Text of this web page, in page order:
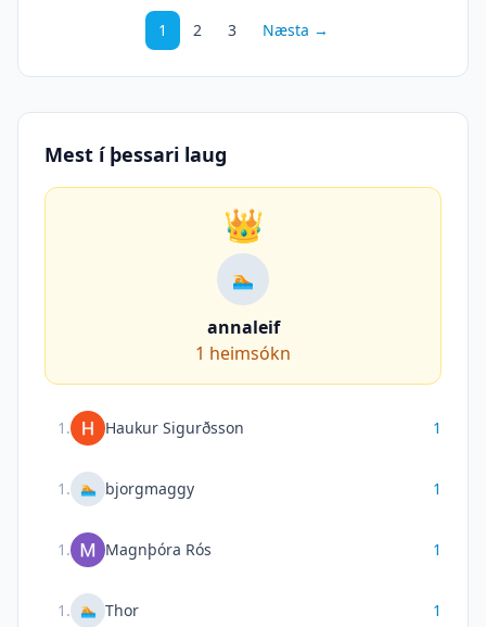
1 2 3 Næsta →
Mest í þessari laug
👑
🏊
annaleif
1 heimsókn
1 . Haukur Sigurðsson 1
1 . 🏊 bjorgmaggy 1
1 . Magnþóra Rós 1
1 . 🏊 Thor 1